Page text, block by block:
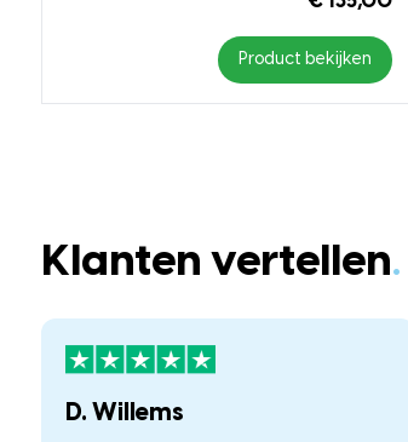
Product bekijken
Klanten vertellen.
D. Willems